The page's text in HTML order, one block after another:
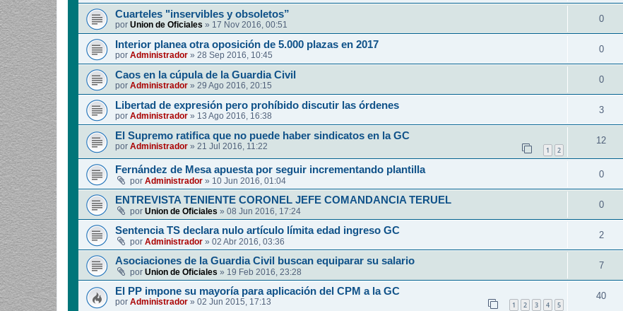
Cuarteles "inservibles y obsoletos”
por Union de Oficiales » 17 Nov 2016, 00:51
0
Interior planea otra oposición de 5.000 plazas en 2017
por Administrador » 28 Sep 2016, 10:45
0
Caos en la cúpula de la Guardia Civil
por Administrador » 29 Ago 2016, 20:15
0
Libertad de expresión pero prohíbido discutir las órdenes
por Administrador » 13 Ago 2016, 16:38
3
El Supremo ratifica que no puede haber sindicatos en la GC
por Administrador » 21 Jul 2016, 11:22 1 2
12
Fernández de Mesa apuesta por seguir incrementando plantilla
por Administrador » 10 Jun 2016, 01:04
0
ENTREVISTA TENIENTE CORONEL JEFE COMANDANCIA TERUEL
por Union de Oficiales » 08 Jun 2016, 17:24
0
Sentencia TS declara nulo artículo límita edad ingreso GC
por Administrador » 02 Abr 2016, 03:36
2
Asociaciones de la Guardia Civil buscan equiparar su salario
por Union de Oficiales » 19 Feb 2016, 23:28
7
El PP impone su mayoría para aplicación del CPM a la GC
por Administrador » 02 Jun 2015, 17:13 1 2 3 4 5
40